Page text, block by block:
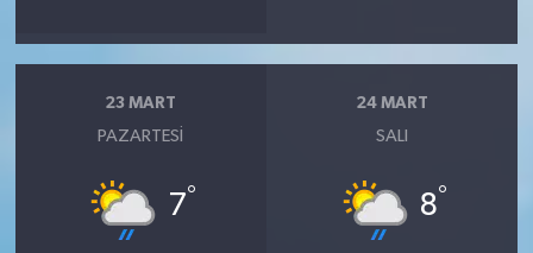
23 MART
PAZARTESI
7°
24 MART
SALI
8°